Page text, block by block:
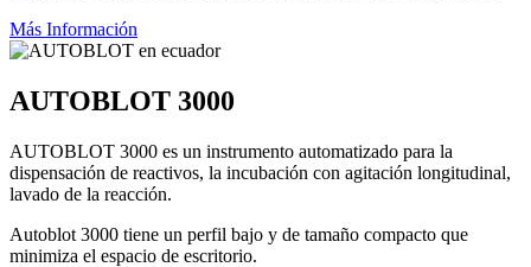
Más Información
AUTOBLOT 3000
AUTOBLOT 3000 es un instrumento automatizado para la
dispensación de reactivos, la incubación con agitación longitudinal,
lavado de la reacción.
Autoblot 3000 tiene un perfil bajo y de tamaño compacto que
minimiza el espacio de escritorio.